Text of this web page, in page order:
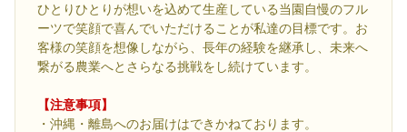
ひとりひとりが想いを込めて生産している当園自慢のフル
ーツで笑顔で喜んでいただけることが私達の目標です。お
客様の笑顔を想像しながら、長年の経験を継承し、未来へ
繋がる農業へとさらなる挑戦をし続けています。
【注意事項】
・沖縄・離島へのお届けはできかねております。